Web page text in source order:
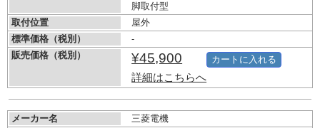
脚取付型
取付位置
屋外
標準価格（税別）
-
販売価格（税別）
¥45,900
詳細はこちらへ
カートに入れる
メーカー名
三菱電機